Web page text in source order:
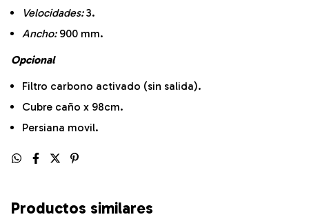
Velocidades:3.
Ancho:900 mm.
Opcional
Filtro carbono activado (sin salida).
Cubre caño x 98cm.
Persiana movil.
Productos similares